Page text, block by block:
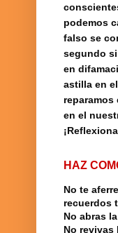
podemos
falso se
segundo
en
astilla en
reparamos
en el
HAZ
No te
recuerdos
No abras
No